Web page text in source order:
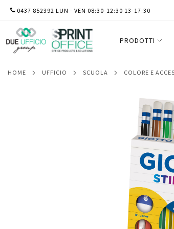
SALTA
CONTENUTO
0437 852392 LUN - VEN 08:30-12:30 13-17:30
PRODOTTI
HOME UFFICIO SCUOLA COLORE E
Pastelli colorati Stilnovo -
colori assortiti - Giotto -